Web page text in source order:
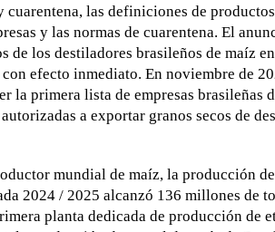
cuarentena, las definiciones de
y las normas de cuarentena. El
de los destiladores brasileños de maíz
efecto inmediato. En noviembre de
la primera lista de empresas brasileñas
a exportar granos secos de
mundial de maíz, la producción
2024 / 2025 alcanzó 136 millones de
planta dedicada de producción de